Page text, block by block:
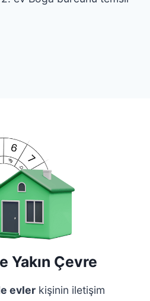
Yakın Çevre
evlerkişinin iletişim